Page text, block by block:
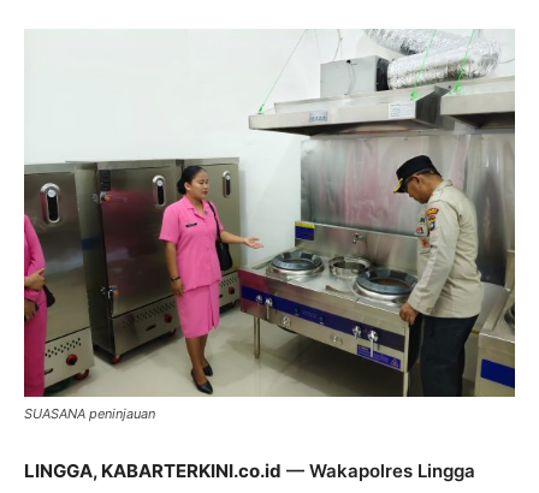
SUASANA peninjauan
LINGGA, KABARTERKINI.co.id — Wakapolres Lingga